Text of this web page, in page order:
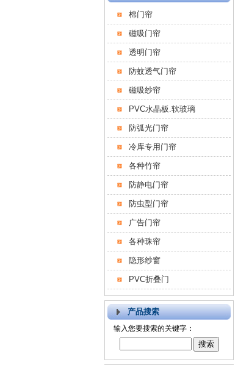
棉门帘
磁吸门帘
透明门帘
防蚊透气门帘
磁吸纱帘
PVC水晶板.软玻璃
防弧光门帘
冷库专用门帘
各种竹帘
防静电门帘
防虫型门帘
广告门帘
各种珠帘
隐形纱窗
PVC折叠门
产品搜索
输入您要搜索的关键字：